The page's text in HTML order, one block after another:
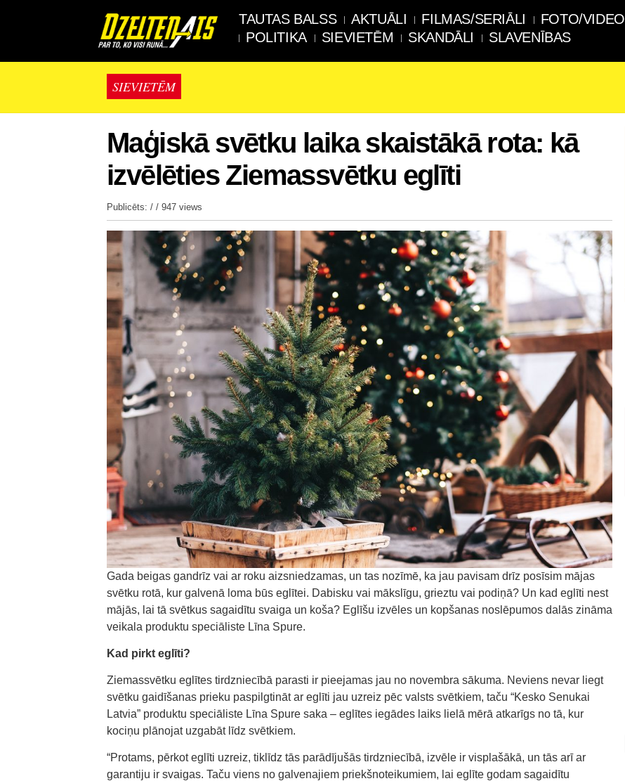
TAUTAS BALSS AKTUĀLI FILMAS/SERIĀLI FOTO/VIDEO
POLITIKA
SIEVIETĒM SKANDĀLI SLAVENĪBAS
SIEVIETĒM
Maģiskā svētku laika skaistākā rota: kā
izvēlēties Ziemassvētku eglīti
Publicēts: / / 947 views
Gada beigas gandrīz vai ar roku aizsniedzamas, un tas nozīmē, ka jau pavisam drīz posīsim mājas
svētku rotā, kur galvenā loma būs eglītei. Dabisku vai mākslīgu, grieztu vai podiņā? Un kad eglīti nest
mājās, lai tā svētkus sagaidītu svaiga un koša? Eglīšu izvēles un kopšanas noslēpumos dalās zināma
veikala produktu speciāliste Līna Spure.
Kad pirkt eglīti?
Ziemassvētku eglītes tirdzniecībā parasti ir pieejamas jau no novembra sākuma. Neviens nevar liegt
svētku gaidīšanas prieku paspilgtināt ar eglīti jau uzreiz pēc valsts svētkiem, taču “Kesko Senukai
Latvia” produktu speciāliste Līna Spure saka – eglītes iegādes laiks lielā mērā atkarīgs no tā, kur
kociņu plānojat uzgabāt līdz svētkiem.
“Protams, pērkot eglīti uzreiz, tiklīdz tās parādījušās tirdzniecībā, izvēle ir visplašākā, un tās arī ar
garantiju ir svaigas. Taču viens no galvenajiem priekšnoteikumiem, lai eglīte godam sagaidītu